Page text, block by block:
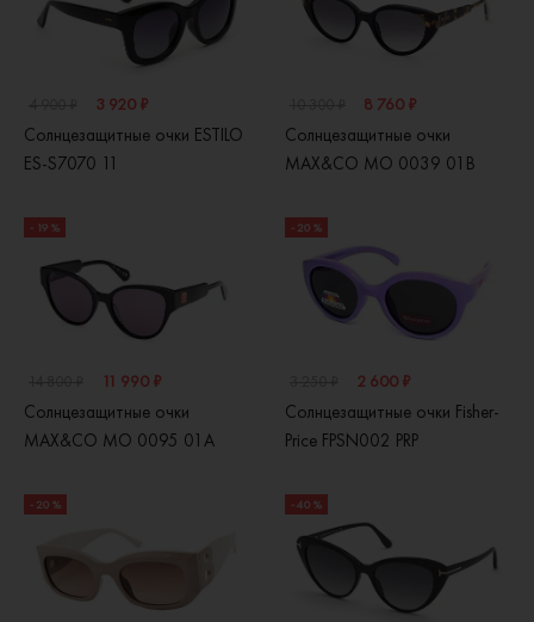
3 920 ₽
Солнцезащитные очки ESTILO
ES-S7070 11
8 760 ₽
Солнцезащитные очки
MAX&CO MO 0039 01B
- 19 %
11 990 ₽
Солнцезащитные очки
MAX&CO MO 0095 01A
- 20 %
2 600 ₽
Солнцезащитные очки Fisher-
Price FPSN002 PRP
- 20 % - 40 %